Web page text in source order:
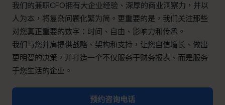
预约咨询电话
+852 2319 4705
info@cfocentre.com.hk
我们的兼职CFO拥有大企业经验、深厚的商业洞察力，并以
人为本，将复杂问题化繁为简。更重要的是，我们关注那些
对您真正重要的数字：时间、自由、影响力和传承。
我们与您并肩提供战略、架构和支持，让您自信增长、做出
更明智的决策，并打造一个不仅服务于财务报表、而是服务
于您生活的企业。
预约咨询电话